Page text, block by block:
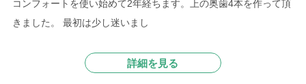
コンフォートを使い始めて2年経ちます。上の奥歯4本を作って頂
きました。
最初は少し迷いまし
詳細を見る